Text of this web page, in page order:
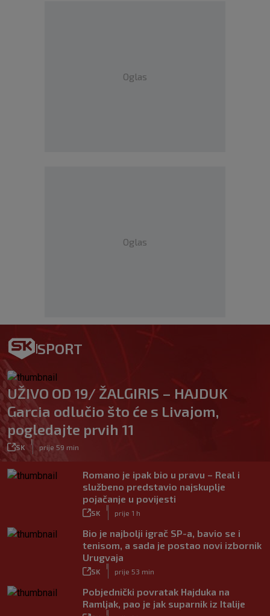
Oglas
Oglas
SPORT
UŽIVO OD 19/ ŽALGIRIS – HAJDUK
Garcia odlučio što će s Livajom,
pogledajte prvih 11
SK prije 59 min
Romano je ipak bio u pravu – Real i
službeno predstavio najskuplje
pojačanje u povijesti
SK prije 1 h
Bio je najbolji igrač SP-a, bavio se i
tenisom, a sada je postao novi izbornik
Urugvaja
SK prije 53 min
Pobjednički povratak Hajduka na
Ramljak, pao je jak suparnik iz Italije